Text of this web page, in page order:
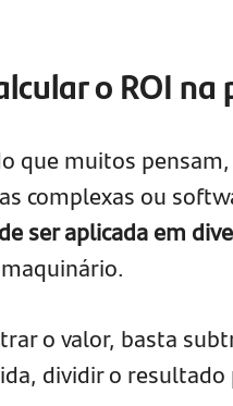
o ROI na
que muitos
complexas ou
ser aplicada em
o valor, basta
dividir o